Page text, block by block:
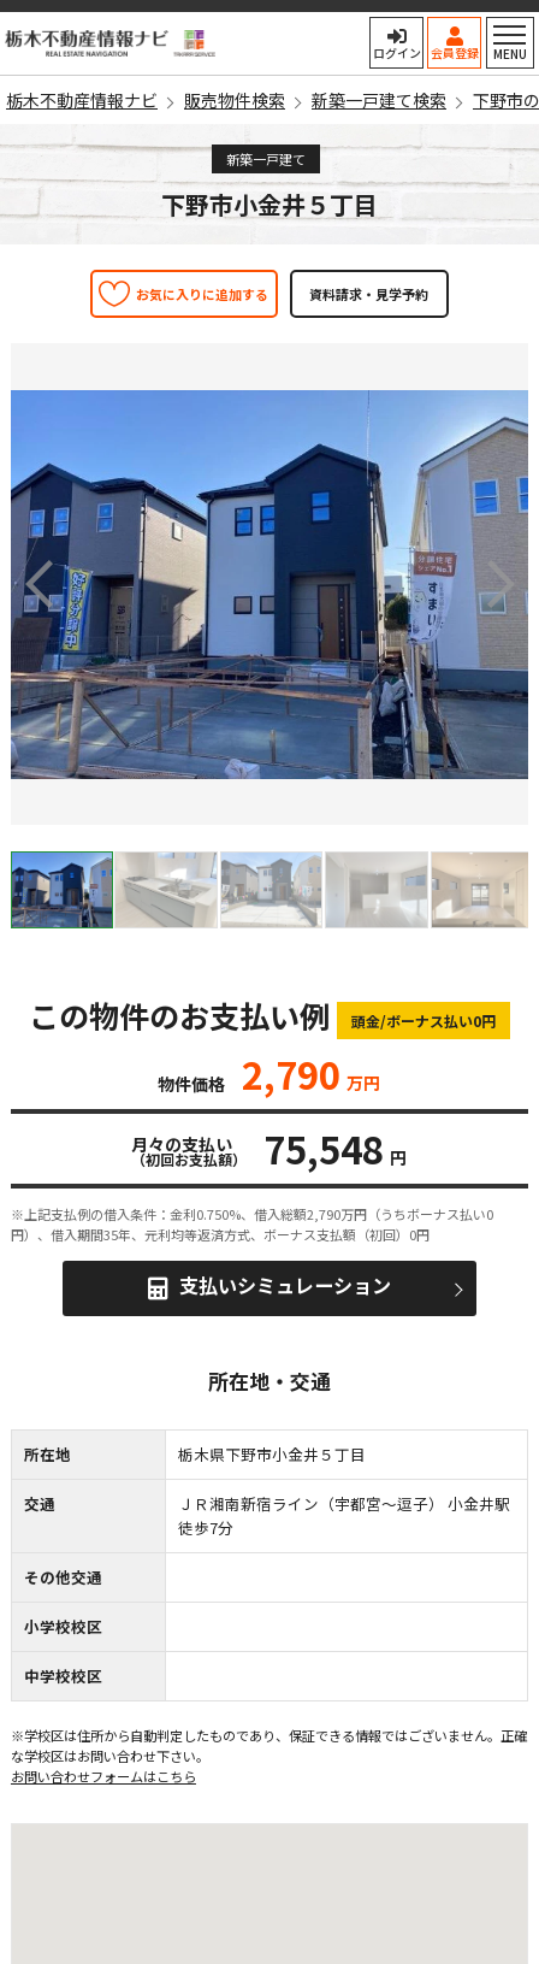
栃木不動産情報ナビ
ログイン 会員登録 MENU
栃木不動産情報ナビ 販売物件検索 新築一戸建て検索 下野市
新築一戸建て
下野市小金井５丁目
お気に入りに追加する
この物件のお支払い例 頭金/ボーナス払い0円
物件価格 2,790 万円
月々の支払い
（初回お支払額） 75,548 円
※上記支払例の借入条件：金利0.750%、借入総額2,790万円（うちボーナス払い0
円）、借入期間35年、元利均等返済方式、ボーナス支払額（初回）0円
支払いシミュレーション
所在地・交通
所在地 栃木県下野市小金井５丁目
交通
ＪＲ湘南新宿ライン（宇都宮〜逗子） 小金井駅
徒歩7分
その他交通
小学校校区
中学校校区
※学校区は住所から自動判定したものであり、保証できる情報ではございません。正確
な学校区はお問い合わせ下さい。
お問い合わせフォームはこちら